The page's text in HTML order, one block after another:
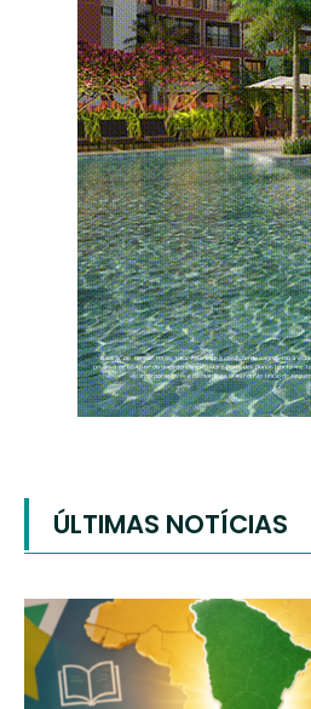
ÚLTIMAS NOTÍCIAS